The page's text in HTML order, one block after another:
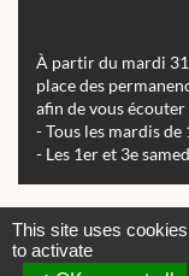
À partir du mardi
place des
afin de vous
- Tous les mardis de
- Les 1er et 3e
This site uses
to activate